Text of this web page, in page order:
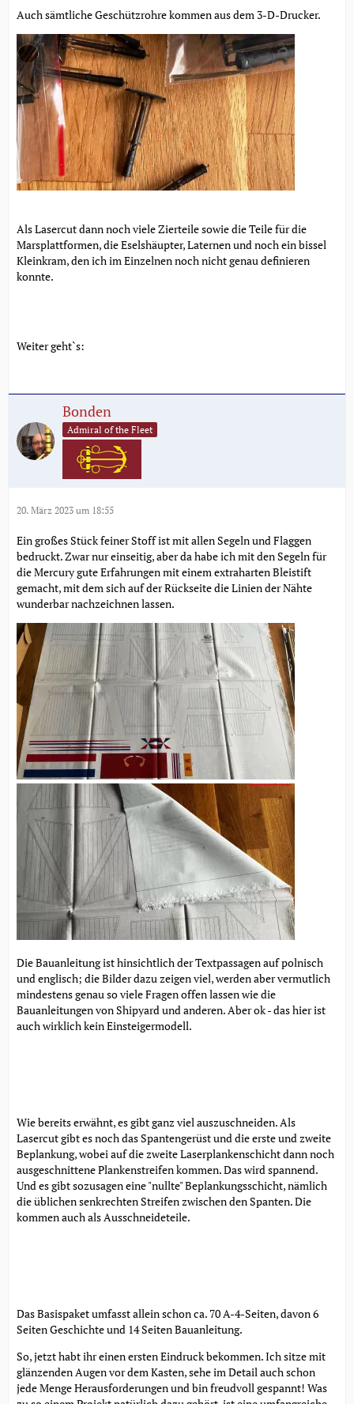
Auch sämtliche Geschützrohre kommen aus dem 3-D-Drucker.
Als Lasercut dann noch viele Zierteile sowie die Teile für die
Marsplattformen, die Eselshäupter, Laternen und noch ein bissel
Kleinkram, den ich im Einzelnen noch nicht genau definieren
konnte.
Weiter geht`s:
Bonden
Admiral of the Fleet
20. März 2023 um 18:55
Ein großes Stück feiner Stoff ist mit allen Segeln und Flaggen
bedruckt. Zwar nur einseitig, aber da habe ich mit den Segeln für
die Mercury gute Erfahrungen mit einem extraharten Bleistift
gemacht, mit dem sich auf der Rückseite die Linien der Nähte
wunderbar nachzeichnen lassen.
Die Bauanleitung ist hinsichtlich der Textpassagen auf polnisch
und englisch; die Bilder dazu zeigen viel, werden aber vermutlich
mindestens genau so viele Fragen offen lassen wie die
Bauanleitungen von Shipyard und anderen. Aber ok - das hier ist
auch wirklich kein Einsteigermodell.
Wie bereits erwähnt, es gibt ganz viel auszuschneiden. Als
Lasercut gibt es noch das Spantengerüst und die erste und zweite
Beplankung, wobei auf die zweite Laserplankenschicht dann noch
ausgeschnittene Plankenstreifen kommen. Das wird spannend.
Und es gibt sozusagen eine "nullte" Beplankungsschicht, nämlich
die üblichen senkrechten Streifen zwischen den Spanten. Die
kommen auch als Ausschneideteile.
Das Basispaket umfasst allein schon ca. 70 A-4-Seiten, davon 6
Seiten Geschichte und 14 Seiten Bauanleitung.
So, jetzt habt ihr einen ersten Eindruck bekommen. Ich sitze mit
glänzenden Augen vor dem Kasten, sehe im Detail auch schon
jede Menge Herausforderungen und bin freudvoll gespannt! Was